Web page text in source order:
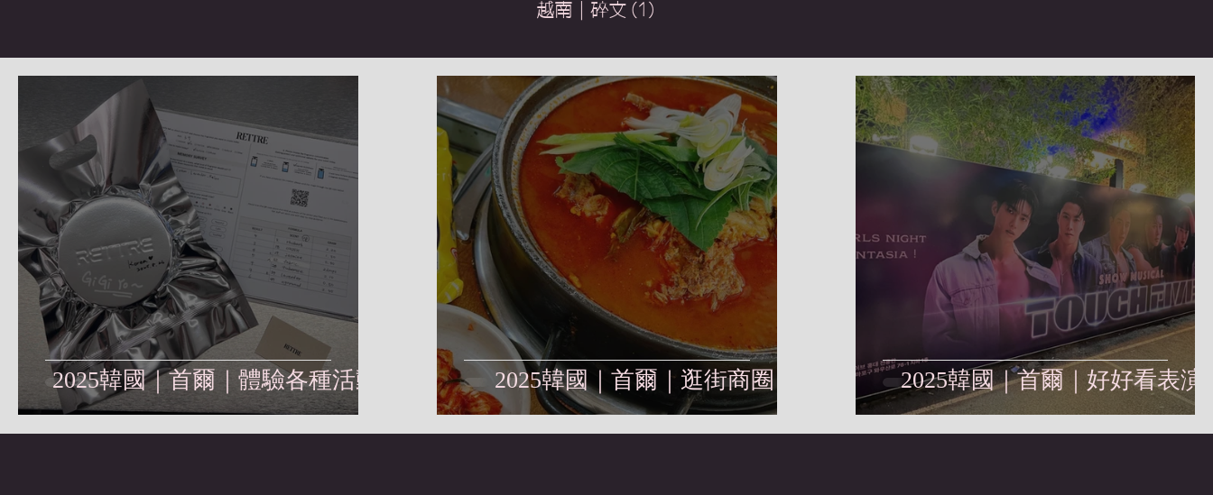
越南｜碎文 (1)
2025韓國｜首爾｜體驗各種活動 2025韓國｜首爾｜逛街商圈 2025韓國｜首爾｜好好看表演